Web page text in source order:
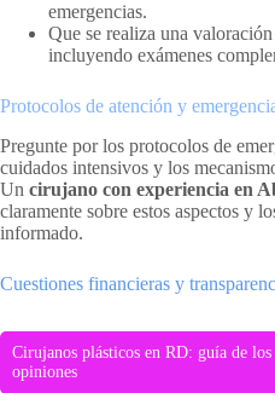
emergencias.
Que se realiza una
incluyendo exámenes
Protocolos de atención y
Pregunte por los protocolos de
cuidados intensivos y los
Un cirujano con experiencia en
claramente sobre estos aspectos y
informado.
Cuestiones financieras y
Cirujanos plásticos en RD: guía de
opiniones